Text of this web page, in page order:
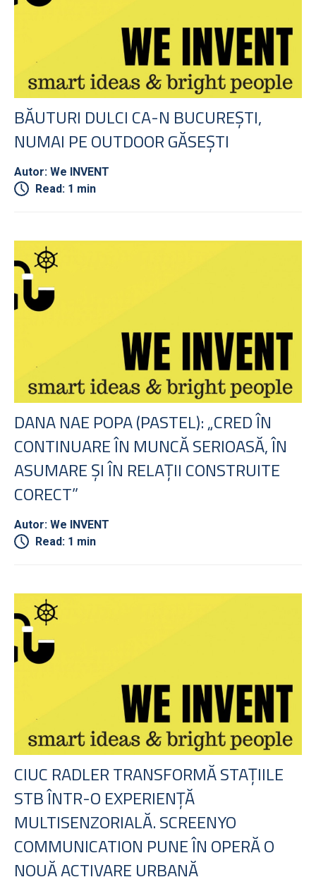
BĂUTURI DULCI CA-N BUCUREȘTI,
NUMAI PE OUTDOOR GĂSEȘTI
Autor: We INVENT
Read: 1 min
DANA NAE POPA (PASTEL): „CRED ÎN
CONTINUARE ÎN MUNCĂ SERIOASĂ, ÎN
ASUMARE ȘI ÎN RELAȚII CONSTRUITE
CORECT”
Autor: We INVENT
Read: 1 min
CIUC RADLER TRANSFORMĂ STAȚIILE
STB ÎNTR-O EXPERIENȚĂ
MULTISENZORIALĂ. SCREENYO
COMMUNICATION PUNE ÎN OPERĂ O
NOUĂ ACTIVARE URBANĂ